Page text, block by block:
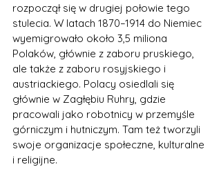
rozpoczął się w drugiej połowie tego
stulecia. W latach 1870–1914 do Niemiec
wyemigrowało około 3,5 miliona
Polaków, głównie z zaboru pruskiego,
ale także z zaboru rosyjskiego i
austriackiego. Polacy osiedlali się
głównie w Zagłębiu Ruhry, gdzie
pracowali jako robotnicy w przemyśle
górniczym i hutniczym. Tam też tworzyli
swoje organizacje społeczne, kulturalne
i religijne.